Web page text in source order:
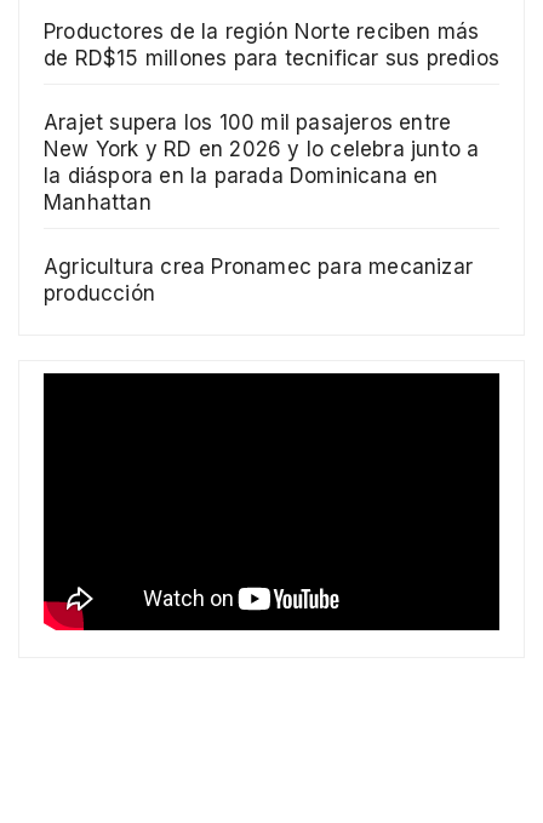
Productores de la región Norte reciben más
de RD$15 millones para tecnificar sus predios
Arajet supera los 100 mil pasajeros entre
New York y RD en 2026 y lo celebra junto a
la diáspora en la parada Dominicana en
Manhattan
Agricultura crea Pronamec para mecanizar
producción